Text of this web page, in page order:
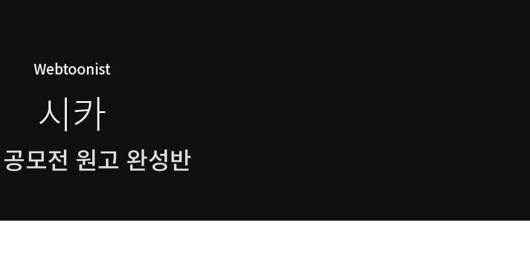
Webtoonist
시카
모전 원고 완성반